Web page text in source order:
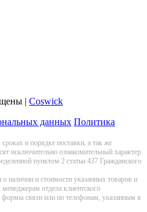
| Coswick
данных Политика
и порядке поставки, а так же
исключитeльно ознакомительный харaктер
пунктoм 2 стaтьи 437 Граждaнского
наличии и стоимости указанных товаров и
отдела клиентского
связи или по телефонам, указанным в